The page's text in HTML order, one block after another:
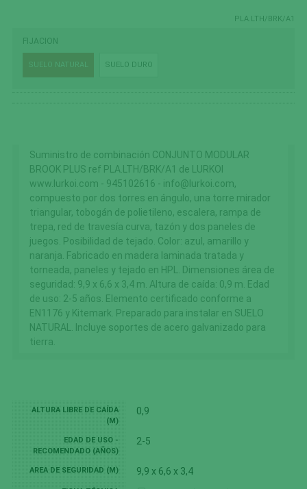
PLA.LTH/BRK/A1
FIJACION
SUELO NATURAL SUELO DURO
Suministro de combinación CONJUNTO MODULAR
BROOK PLUS ref PLA.LTH/BRK/A1 de LURKOI
www.lurkoi.com - 945102616 - info@lurkoi.com,
compuesto por dos torres en ángulo, una torre mirador
triangular, tobogán de polietileno, escalera, rampa de
trepa, red de travesía curva, tazón y dos paneles de
juegos. Posibilidad de tejado. Color: azul, amarillo y
naranja. Fabricado en madera laminada tratada y
torneada, paneles y tejado en HPL. Dimensiones área de
seguridad: 9,9 x 6,6 x 3,4 m. Altura de caída: 0,9 m. Edad
de uso: 2-5 años. Elemento certificado conforme a
EN1176 y Kitemark. Preparado para instalar en SUELO
NATURAL. Incluye soportes de acero galvanizado para
tierra.
ALTURA LIBRE DE CAÍDA
(M)
0,9
EDAD DE USO -
RECOMENDADO (AÑOS)
2-5
AREA DE SEGURIDAD (M) 9,9 x 6,6 x 3,4